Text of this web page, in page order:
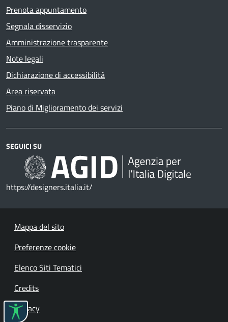
Prenota appuntamento
Segnala disservizio
Amministrazione trasparente
Note legali
Dichiarazione di accessibilità
Area riservata
Piano di Miglioramento dei servizi
SEGUICI SU
https://designers.italia.it/
Mappa del sito
Preferenze cookie
Elenco Siti Tematici
Credits
Privacy